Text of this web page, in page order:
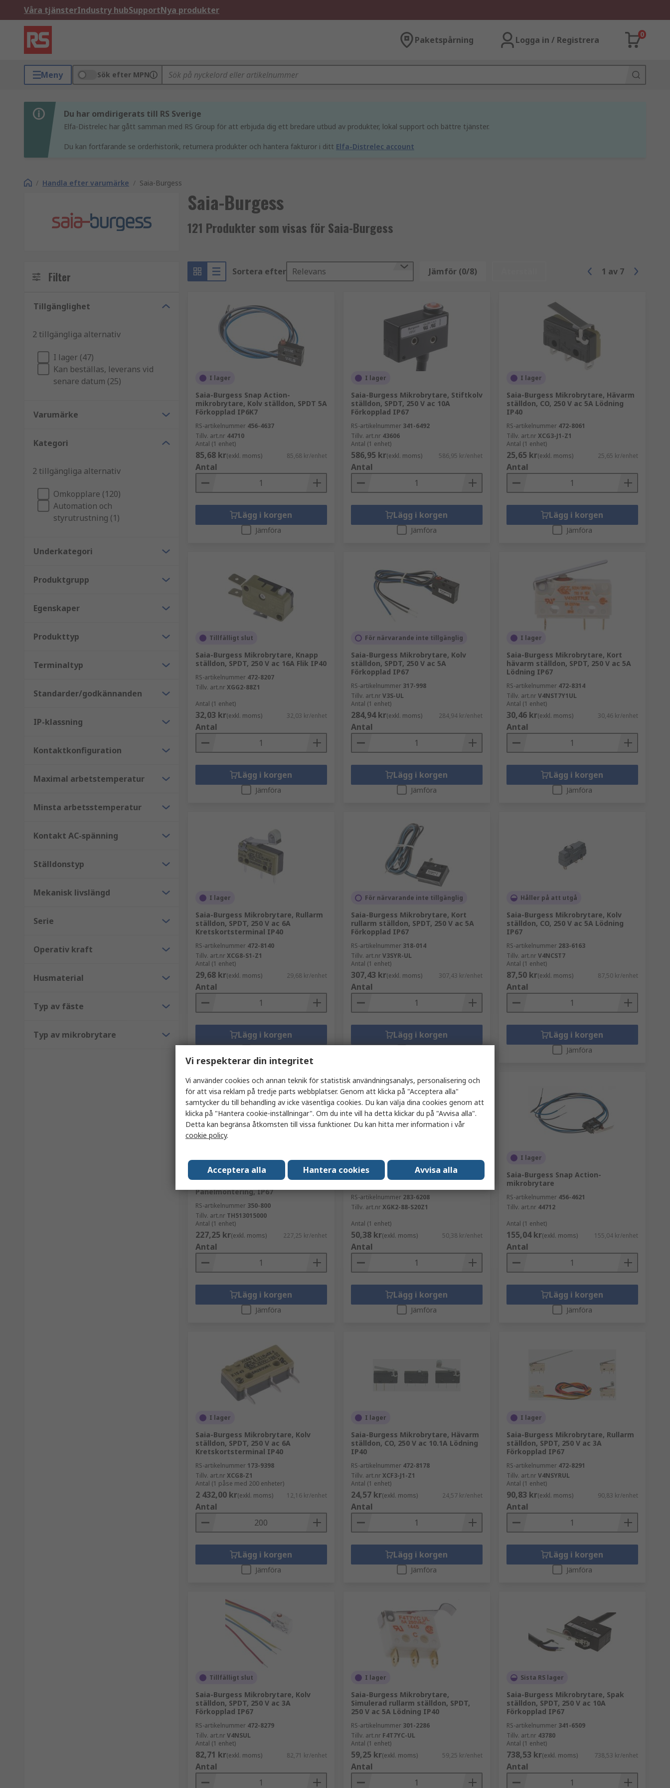
Våra tjänsterIndustry hubSupportNya produkter
Paketspårning Logga in / Registrera
0
Meny Sök efter MPN
Du har omdirigerats till RS Sverige
Elfa-Distrelec har gått samman med RS Group för att erbjuda dig ett bredare utbud av produkter, lokal support och bättre tjänster.
Du kan fortfarande se orderhistorik, returnera produkter och hantera fakturor i ditt Elfa-Distrelec account
/ Handla efter varumärke / Saia-Burgess
Saia-Burgess
121 Produkter som visas för Saia-Burgess
Filter
Tillgänglighet
2 tillgängliga alternativ
I lager (47)
Kan beställas, leverans vid
senare datum (25)
Varumärke
Kategori
2 tillgängliga alternativ
Omkopplare (120)
Automation och
styrutrustning (1)
Underkategori
Produktgrupp
Egenskaper
Produkttyp
Terminaltyp
Standarder/godkännanden
IP-klassning
Kontaktkonfiguration
Maximal arbetstemperatur
Minsta arbetsstemperatur
Kontakt AC-spänning
Ställdonstyp
Mekanisk livslängd
Serie
Operativ kraft
Husmaterial
Typ av fäste
Typ av mikrobrytare
Sortera efter Relevans Jämför (0/8) 1 av 7
I lager
Saia-Burgess Snap Action-
mikrobrytare, Kolv ställdon, SPDT 5A
Förkopplad IP6K7
RS-artikelnummer 456-4637
Tillv. art.nr 44710
Antal (1 enhet)
85,68 kr(exkl. moms) 85,68 kr/enhet
Antal
Lägg i korgen
Jämföra
I lager
Saia-Burgess Mikrobrytare, Stiftkolv
ställdon, SPDT, 250 V ac 10A
Förkopplad IP67
RS-artikelnummer 341-6492
Tillv. art.nr 43606
Antal (1 enhet)
586,95 kr(exkl. moms) 586,95 kr/enhet
Antal
Lägg i korgen
Jämföra
I lager
Saia-Burgess Mikrobrytare, Hävarm
ställdon, CO, 250 V ac 5A Lödning
IP40
RS-artikelnummer 472-8061
Tillv. art.nrXCG3-J1-Z1
Antal (1 enhet)
25,65 kr(exkl. moms) 25,65 kr/enhet
Antal
Lägg i korgen
Jämföra
Tillfälligt slut
Saia-Burgess Mikrobrytare, Knapp
ställdon, SPDT, 250 V ac 16A Flik IP40
RS-artikelnummer 472-8207
Tillv. art.nrXGG2-88Z1
Antal (1 enhet)
32,03 kr(exkl. moms) 32,03 kr/enhet
Antal
Lägg i korgen
Jämföra
För närvarande inte tillgänglig
Saia-Burgess Mikrobrytare, Kolv
ställdon, SPDT, 250 V ac 5A
Förkopplad IP67
RS-artikelnummer 317-998
Tillv. art.nrV3S-UL
Antal (1 enhet)
284,94 kr(exkl. moms) 284,94 kr/enhet
Antal
Lägg i korgen
Jämföra
I lager
Saia-Burgess Mikrobrytare, Kort
hävarm ställdon, SPDT, 250 V ac 5A
Lödning IP67
RS-artikelnummer 472-8314
Tillv. art.nrV4NST7Y1UL
Antal (1 enhet)
30,46 kr(exkl. moms) 30,46 kr/enhet
Antal
Lägg i korgen
Jämföra
I lager
Saia-Burgess Mikrobrytare, Rullarm
ställdon, SPDT, 250 V ac 6A
Kretskortsterminal IP40
RS-artikelnummer 472-8140
Tillv. art.nrXCG8-S1-Z1
Antal (1 enhet)
29,68 kr(exkl. moms) 29,68 kr/enhet
Antal
Lägg i korgen
För närvarande inte tillgänglig
Saia-Burgess Mikrobrytare, Kort
rullarm ställdon, SPDT, 250 V ac 5A
Förkopplad IP67
RS-artikelnummer 318-014
Tillv. art.nrV3SYR-UL
Antal (1 enhet)
307,43 kr(exkl. moms) 307,43 kr/enhet
Antal
Lägg i korgen
Håller på att utgå
Saia-Burgess Mikrobrytare, Kolv
ställdon, CO, 250 V ac 5A Lödning
IP67
RS-artikelnummer 283-6163
Tillv. art.nrV4NCST7
Antal (1 enhet)
87,50 kr(exkl. moms) 87,50 kr/enhet
Antal
Lägg i korgen
Jämföra
Saia-Burgess, SPDT
Tryckknappsomkopplare,
Panelmontering, IP67
RS-artikelnummer 350-800
Tillv. art.nr TH513015000
Antal (1 enhet)
227,25 kr(exkl. moms) 227,25 kr/enhet
Antal
Lägg i korgen
Jämföra
Saia-Burgess Mikrobrytare, Rullarm
ställdon, 1 CO 10A FASTON IP40
RS-artikelnummer 283-6208
Tillv. art.nrXGK2-88-S20Z1
Antal (1 enhet)
50,38 kr(exkl. moms) 50,38 kr/enhet
Antal
Lägg i korgen
Jämföra
I lager
Saia-Burgess Snap Action-
mikrobrytare
RS-artikelnummer 456-4621
Tillv. art.nr 44712
Antal (1 enhet)
155,04 kr(exkl. moms) 155,04 kr/enhet
Antal
Lägg i korgen
Jämföra
I lager
Saia-Burgess Mikrobrytare, Kolv
ställdon, SPDT, 250 V ac 6A
Kretskortsterminal IP40
RS-artikelnummer 173-9398
Tillv. art.nrXCG8-Z1
Antal (1 påse med 200 enheter)
2 432,00 kr(exkl. moms) 12,16 kr/enhet
Antal
Lägg i korgen
Jämföra
I lager
Saia-Burgess Mikrobrytare, Hävarm
ställdon, CO, 250 V ac 10.1A Lödning
IP40
RS-artikelnummer 472-8178
Tillv. art.nrXCF3-J1-Z1
Antal (1 enhet)
24,57 kr(exkl. moms) 24,57 kr/enhet
Antal
Lägg i korgen
Jämföra
I lager
Saia-Burgess Mikrobrytare, Rullarm
ställdon, SPDT, 250 V ac 3A
Förkopplad IP67
RS-artikelnummer 472-8291
Tillv. art.nrV4NSYRUL
Antal (1 enhet)
90,83 kr(exkl. moms) 90,83 kr/enhet
Antal
Lägg i korgen
Jämföra
Tillfälligt slut
Saia-Burgess Mikrobrytare, Kolv
ställdon, SPDT, 250 V ac 3A
Förkopplad IP67
RS-artikelnummer 472-8279
Tillv. art.nrV4NSUL
Antal (1 enhet)
82,71 kr(exkl. moms) 82,71 kr/enhet
Antal
I lager
Saia-Burgess Mikrobrytare,
Simulerad rullarm ställdon, SPDT,
250 V ac 5A Lödning IP40
RS-artikelnummer 301-2286
Tillv. art.nr F4T7YC-UL
Antal (1 enhet)
59,25 kr(exkl. moms) 59,25 kr/enhet
Antal
Sista RS lager
Saia-Burgess Mikrobrytare, Spak
ställdon, SPDT, 250 V ac 10A
Förkopplad IP67
RS-artikelnummer 341-6509
Tillv. art.nr 43780
Antal (1 enhet)
738,53 kr(exkl. moms) 738,53 kr/enhet
Antal
Vi respekterar din integritet
Vi använder cookies och annan teknik för statistisk användningsanalys, personalisering och
för att visa reklam på tredje parts webbplatser. Genom att klicka på "Acceptera alla"
samtycker du till behandling av icke väsentliga cookies. Du kan välja dina cookies genom att
klicka på "Hantera cookie-inställningar". Om du inte vill ha detta klickar du på "Avvisa alla".
Detta kan begränsa åtkomsten till vissa funktioner. Du kan hitta mer information i vår
cookie policy.
Acceptera alla Hantera cookies Avvisa alla